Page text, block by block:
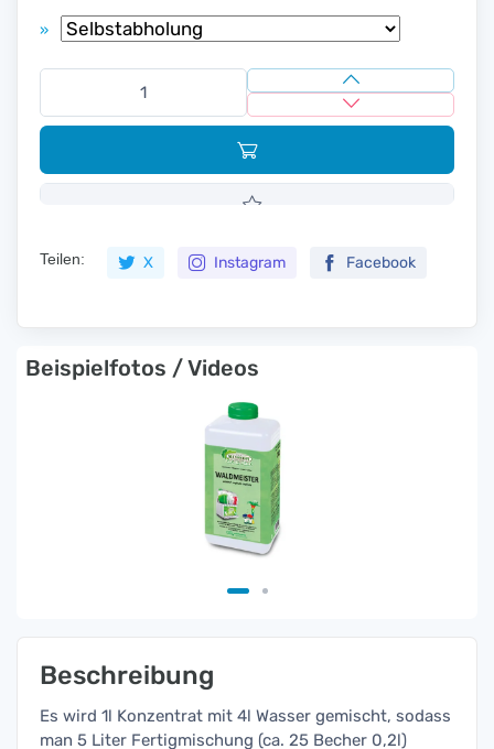
»
Teilen: X Instagram Facebook
Beispielfotos / Videos
Beschreibung
Es wird 1l Konzentrat mit 4l Wasser gemischt, sodass
man 5 Liter Fertigmischung (ca. 25 Becher 0,2l)